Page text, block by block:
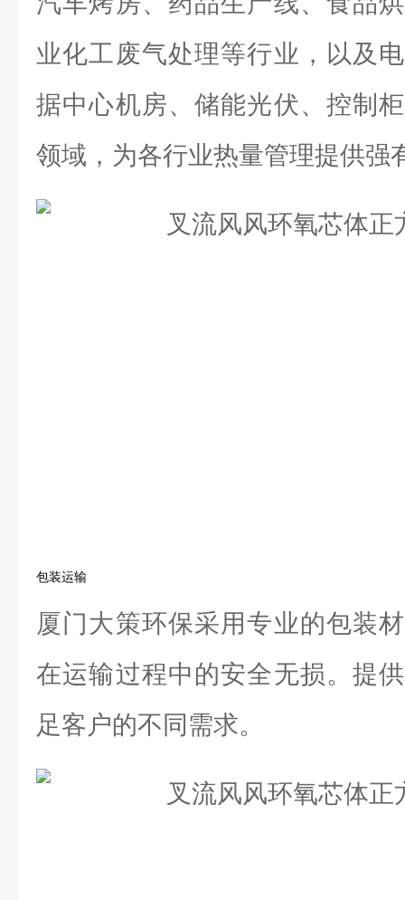
业化工废气处理等行业，以及
据中心机房、储能光伏、控制
领域，为各行业热量管理提供强
包装运输
厦门大策环保采用专业的包装
在运输过程中的安全无损。提
足客户的不同需求。